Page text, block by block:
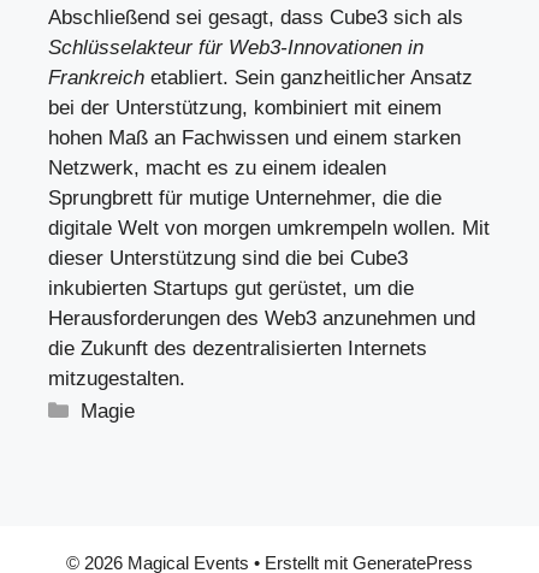
Abschließend sei gesagt, dass Cube3 sich als
Schlüsselakteur für Web3-Innovationen in
Frankreich etabliert. Sein ganzheitlicher Ansatz
bei der Unterstützung, kombiniert mit einem
hohen Maß an Fachwissen und einem starken
Netzwerk, macht es zu einem idealen
Sprungbrett für mutige Unternehmer, die die
digitale Welt von morgen umkrempeln wollen. Mit
dieser Unterstützung sind die bei Cube3
inkubierten Startups gut gerüstet, um die
Herausforderungen des Web3 anzunehmen und
die Zukunft des dezentralisierten Internets
mitzugestalten.
Kategorien
Magie
© 2026 Magical Events • Erstellt mit GeneratePress